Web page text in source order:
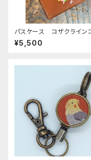
パスケース コザクライ
ブラウン グリーン
栃木レザー
¥5,500